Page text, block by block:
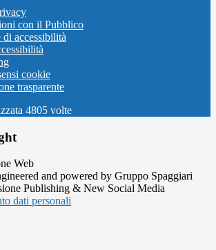
con il Pubblico
accessibilità
cookie
trasparente
4805 volte
and powered by Gruppo Spaggiari
Publishing & New Social Media
dati personali